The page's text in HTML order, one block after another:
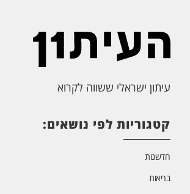
עיתון ישראלי ששווה לקרוא
קטגוריות לפי נושאים:
חדשנות
בריאות